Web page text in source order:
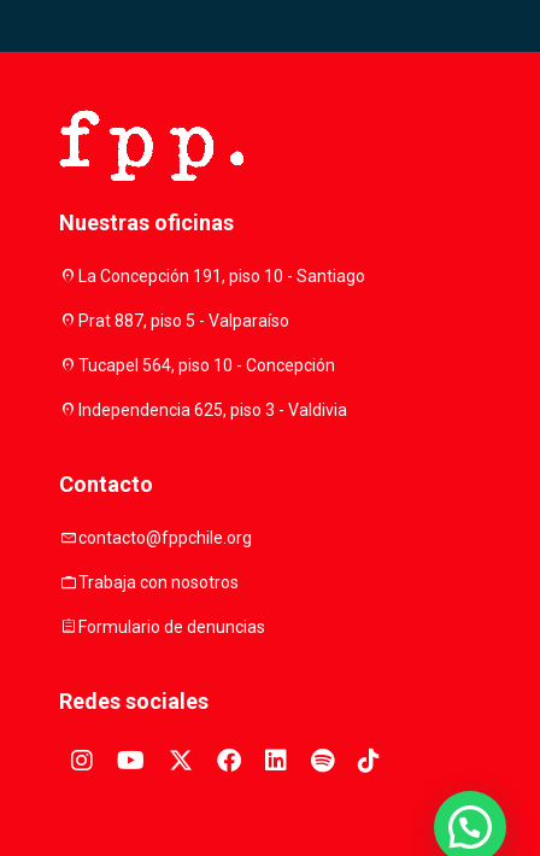
Nuestras oficinas
location_onLa Concepción 191, piso 10 - Santiago
location_onPrat 887, piso 5 - Valparaíso
location_onTucapel 564, piso 10 - Concepción
location_onIndependencia 625, piso 3 - Valdivia
Contacto
mailcontacto@fppchile.org
workTrabaja con nosotros
assignmentFormulario de denuncias
Redes sociales